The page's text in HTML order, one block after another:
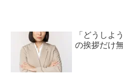
「どうしよ
の挨拶だけ